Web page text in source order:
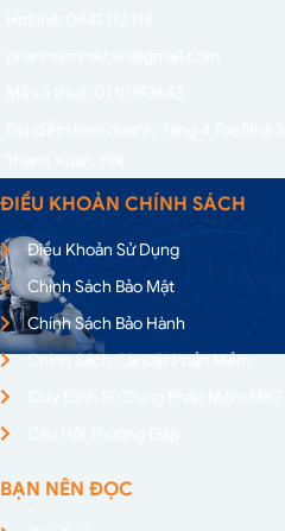
ĐIỀU KHOẢN CHÍNH SÁCH
Điều Khoản Sử Dụng
Chính Sách Bảo Mật
Chính Sách Bảo Hành
Chính Sách Cài Đặt Phần Mềm
BẠN NÊN ĐỌC